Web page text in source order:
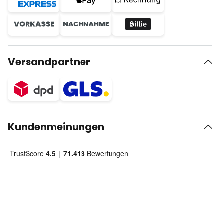
Versandpartner
Kundenmeinungen